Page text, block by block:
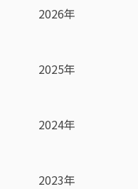
2026年
2025年
2024年
2023年